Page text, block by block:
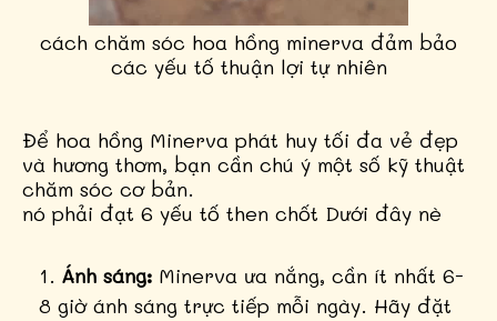
cách chăm sóc hoa hồng minerva đảm bảo
các yếu tố thuận lợi tự nhiên
Để hoa hồng Minerva phát huy tối đa vẻ đẹp
và hương thơm, bạn cần chú ý một số kỹ thuật
chăm sóc cơ bản.
nó phải đạt 6 yếu tố then chốt Dưới đây nè
Ánh sáng: Minerva ưa nắng, cần ít nhất 6-
8 giờ ánh sáng trực tiếp mỗi ngày. Hãy đặt